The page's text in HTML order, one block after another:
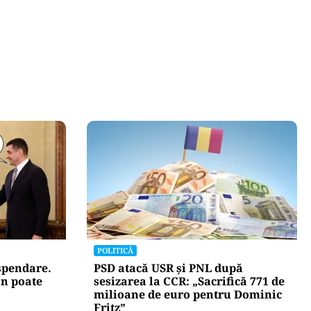
poate
POLITICĂ
PSD atacă USR și PNL după
sesizarea la CCR: „Sacrifică 771 de
milioane de euro pentru Dominic
Fritz”